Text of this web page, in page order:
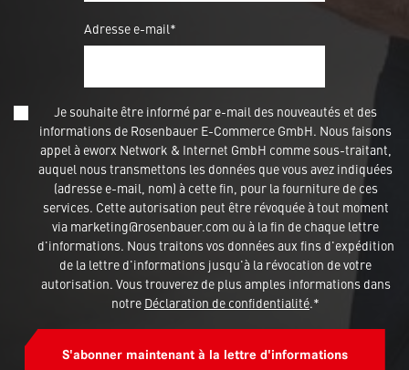
Adresse e-mail*
Je souhaite être informé par e-mail des nouveautés et des
informations de Rosenbauer E-Commerce GmbH. Nous faisons
appel à eworx Network & Internet GmbH comme sous-traitant,
auquel nous transmettons les données que vous avez indiquées
(adresse e-mail, nom) à cette fin, pour la fourniture de ces
services. Cette autorisation peut être révoquée à tout moment
via marketing@rosenbauer.com ou à la fin de chaque lettre
d'informations. Nous traitons vos données aux fins d'expédition
de la lettre d'informations jusqu'à la révocation de votre
autorisation. Vous trouverez de plus amples informations dans
notre Déclaration de confidentialité.*
S'abonner maintenant à la lettre d'informations